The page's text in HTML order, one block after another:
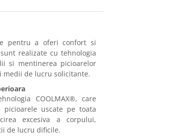
pentru a oferi confort si
realizate cu tehnologia
si mentinerea picioarelor
medii de lucru solicitante.
COOLMAX®, care
uscate pe toata
excesiva a corpului,
de lucru dificile.